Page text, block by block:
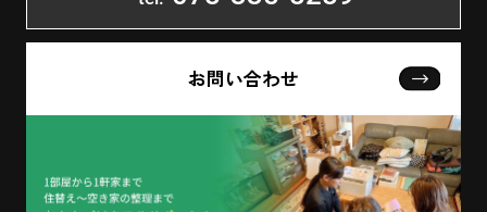
お問い合わせ